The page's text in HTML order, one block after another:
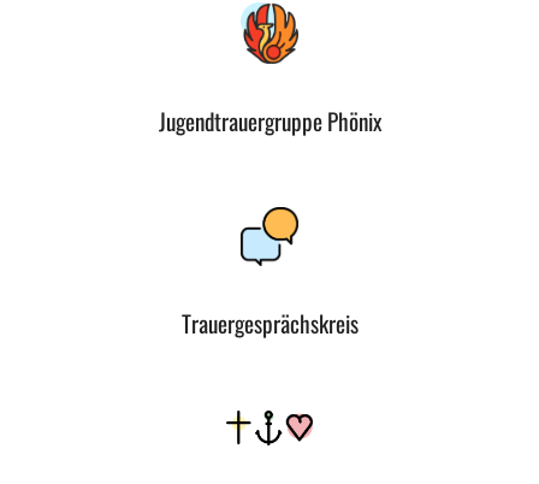
Jugendtrauergruppe Phönix
Trauergesprächskreis